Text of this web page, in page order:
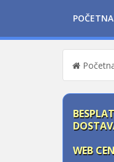
POČETNA
WEB